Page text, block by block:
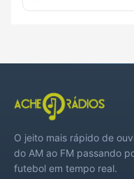
O jeito mais rápido de
do AM ao FM passando
futebol em tempo real.